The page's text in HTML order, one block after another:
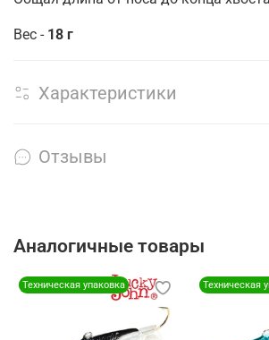
Вес - 18 г
Характеристики
Отзывы
Аналогичные товары
Техническая упаковка Техническая